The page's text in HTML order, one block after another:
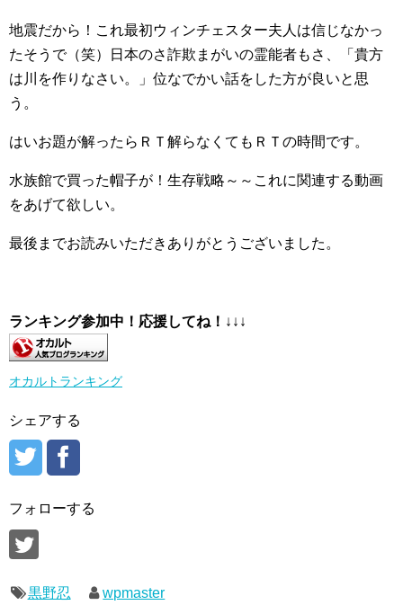
地震だから！これ最初ウィンチェスター夫人は信じなかっ
たそうで（笑）日本のさ詐欺まがいの霊能者もさ、「貴方
は川を作りなさい。」位なでかい話をした方が良いと思
う。
はいお題が解ったらＲＴ解らなくてもＲＴの時間です。
水族館で買った帽子が！生存戦略～～これに関連する動画
をあげて欲しい。
最後までお読みいただきありがとうございました。
ランキング参加中！応援してね！ ↓↓↓
オカルトランキング
シェアする
フォローする
黒野忍 wpmaster